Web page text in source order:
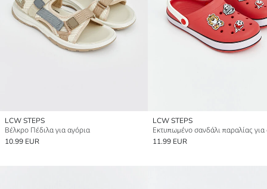
LCW STEPS
Βέλκρο Πέδιλα για αγόρια
10.99 EUR
LCW STEPS
Εκτυπωμένο σανδάλι παραλίας για
11.99 EUR